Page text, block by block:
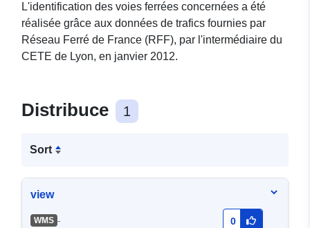
L'identification des voies ferrées concernées a été
réalisée grâce aux données de trafics fournies par
Réseau Ferré de France (RFF), par l'intermédiaire du
CETE de Lyon, en janvier 2012.
Distribuce 1
Sort
view
WMS - 0